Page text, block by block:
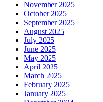
November 2025
October 2025
September 2025
August 2025
July 2025
June 2025
May 2025
April 2025
March 2025
February 2025
January 2025